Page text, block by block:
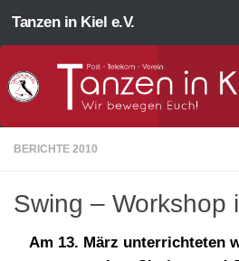
Zum Inhalt springen
Tanzen in Kiel e.V.
BERICHTE 2010
Swing – Workshop
Am 13. März unterrichteten